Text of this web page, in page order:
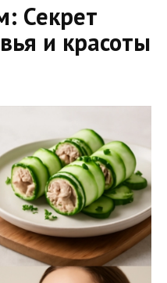
Секрет
и красоты